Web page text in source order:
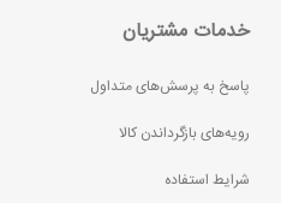
خدمات مشتریان
پاسخ به پرسش‌های متداول
رویه‌های بازگرداندن کالا
شرایط استفاده